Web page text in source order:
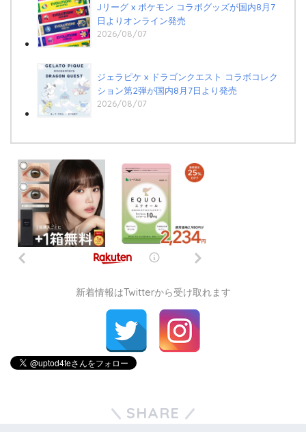
Jリーグ x ポケモン コラボグッズが国内8月7
日よりオンライン発売
2026/08/07
ジェラピケ x ドラゴンクエスト コラボコレク
ション第2弾が国内8月7日より発売
2026/08/07
新着情報はTwitterから受け取れます
SHARE